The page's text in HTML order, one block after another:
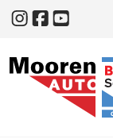
Direct naar inhoud
Instagram
Facebook
YouTube